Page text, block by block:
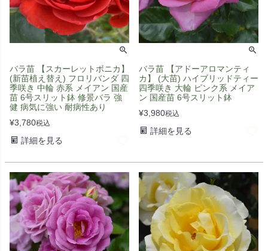
バラ苗 【スカーレットボニカ】
(新苗植え替え) フロリバンダ 四
季咲き 中輪 赤系 メイアン 国産
苗 6号スリット鉢 修景バラ 強
健 病気に強い 耐病性あり
¥3,780税込
詳細を見る
バラ苗 【アドーアロマンティ
カ】 (大苗) ハイブリッドティー
四季咲き 大輪 ピンク系 メイア
ン 国産苗 6号スリット鉢
¥3,980税込
詳細を見る